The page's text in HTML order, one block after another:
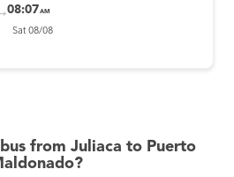
08:07AM
Sat 08/08
bus from Juliaca to Puerto